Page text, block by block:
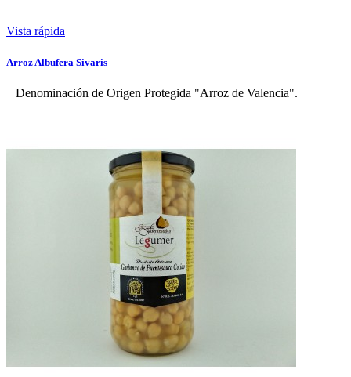
Vista rápida
Arroz Albufera Sivaris
Denominación de Origen Protegida "Arroz de Valencia".